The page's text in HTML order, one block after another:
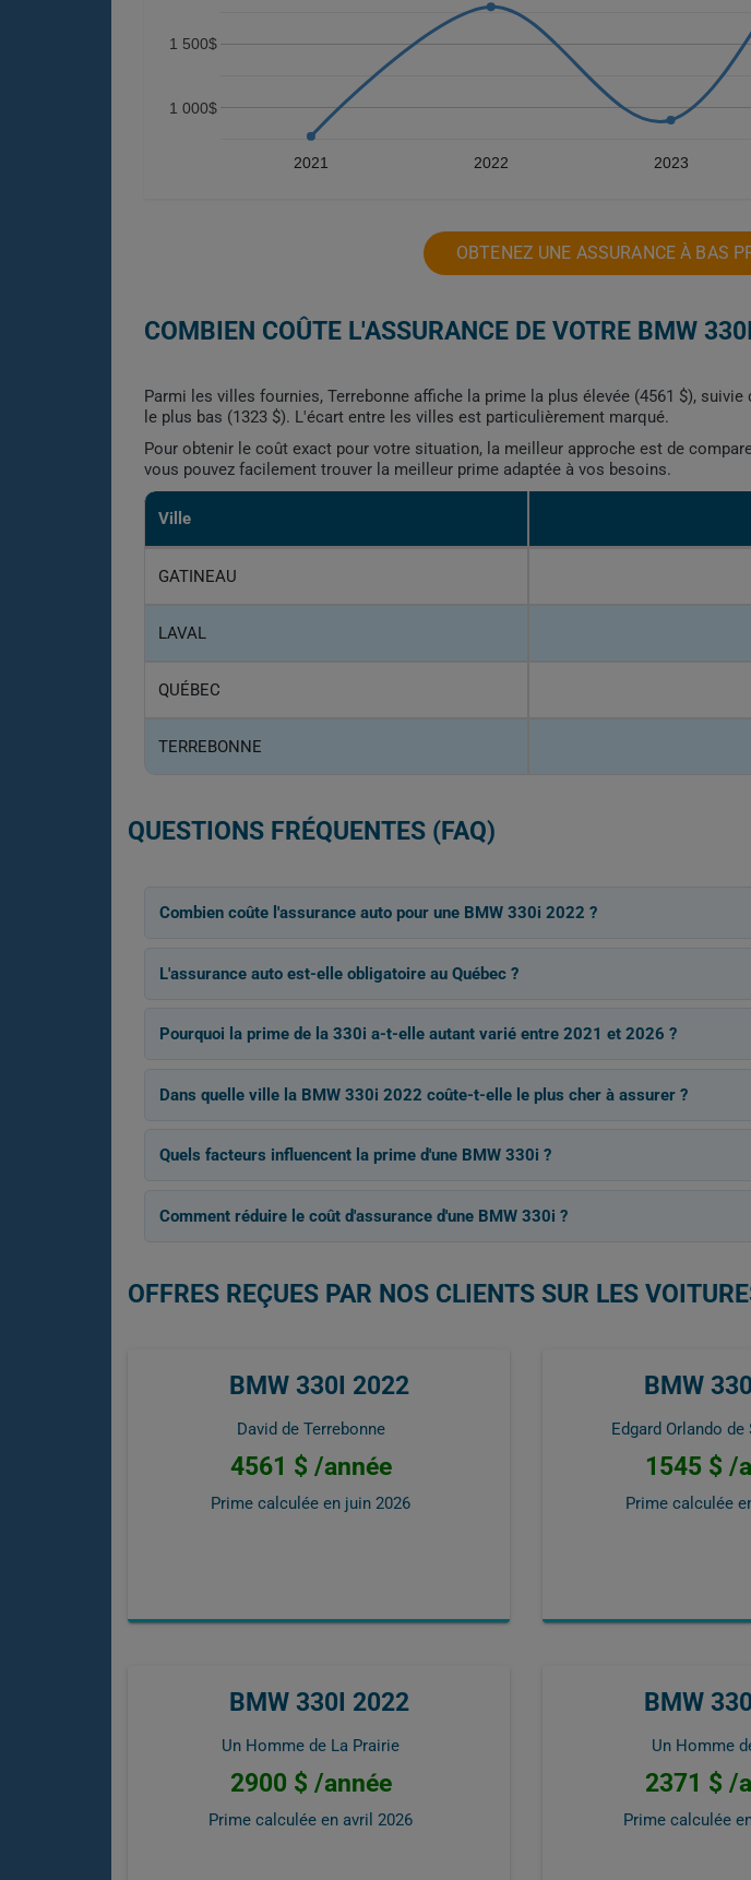
2021 2022 2023
1 000$
1 500$
OBTENEZ UNE ASSURANCE À BAS
COMBIEN COÛTE L'ASSURANCE DE VOTRE BMW
Parmi les villes fournies, Terrebonne affiche la prime la plus élevée (4561 $),
le plus bas (1323 $). L'écart entre les villes est particulièrement marqué.
Pour obtenir le coût exact pour votre situation, la meilleur approche est de
vous pouvez facilement trouver la meilleur prime adaptée à vos besoins.
Ville
GATINEAU
LAVAL
QUÉBEC
TERREBONNE
QUESTIONS FRÉQUENTES (FAQ)
Combien coûte l'assurance auto pour une BMW 330i 2022 ?
L'assurance auto est-elle obligatoire au Québec ?
Pourquoi la prime de la 330i a-t-elle autant varié entre 2021 et 2026 ?
Dans quelle ville la BMW 330i 2022 coûte-t-elle le plus cher à assurer ?
Quels facteurs influencent la prime d'une BMW 330i ?
Comment réduire le coût d'assurance d'une BMW 330i ?
OFFRES REÇUES PAR NOS CLIENTS SUR LES
BMW 330I 2022
David de Terrebonne
4561 $ /année
Prime calculée en juin 2026
BMW
Edgard Orlando
1545 $ /
Prime calculée
BMW 330I 2022
Un Homme de La Prairie
2900 $ /année
Prime calculée en avril 2026
BMW
Un Homme
2371 $ /
Prime calculée